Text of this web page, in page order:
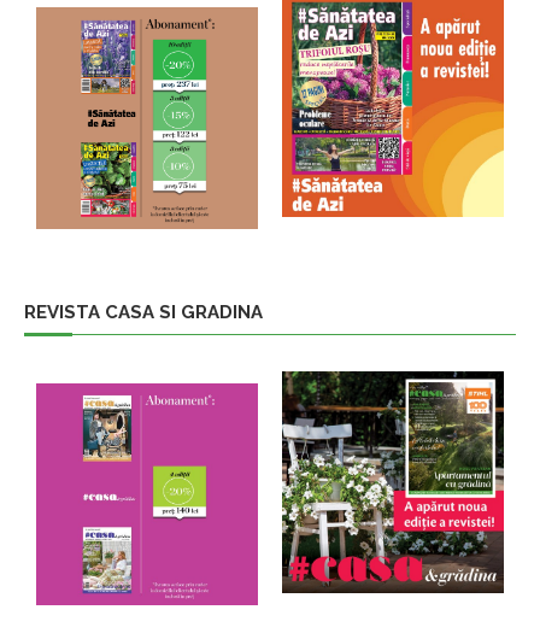
REVISTA CASA SI GRADINA